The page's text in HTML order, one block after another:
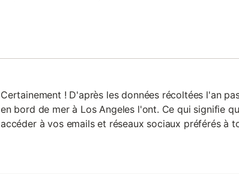
Certainement ! D'après les données récoltées l'an
en bord de mer à Los Angeles l'ont. Ce qui signifie
accéder à vos emails et réseaux sociaux préférés à